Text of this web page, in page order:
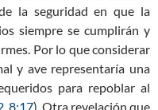
la seguridad en que la
siempre se cumplirán y
Por lo que considerar
y ave representaría una
para repoblar al
,8:17). Otra revelación que